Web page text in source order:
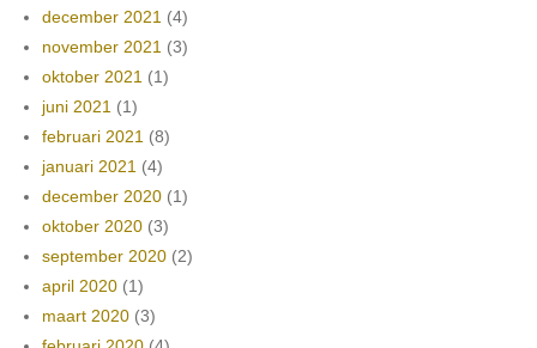
december 2021 (4)
november 2021 (3)
oktober 2021 (1)
juni 2021 (1)
februari 2021 (8)
januari 2021 (4)
december 2020 (1)
oktober 2020 (3)
september 2020 (2)
april 2020 (1)
maart 2020 (3)